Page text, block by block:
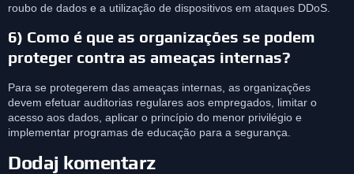
roubo de dados e a utilização de dispositivos em ataques DDoS.
6) Como é que as organizações se podem
proteger contra as ameaças internas?
Para se protegerem das ameaças internas, as organizações
devem efetuar auditorias regulares aos empregados, limitar o
acesso aos dados, aplicar o princípio do menor privilégio e
implementar programas de educação para a segurança.
Dodaj komentarz